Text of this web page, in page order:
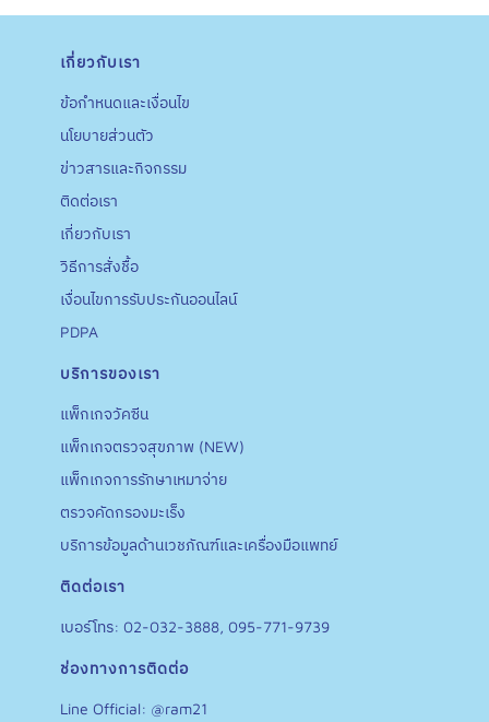
เกี่ยวกับเรา
ข้อกำหนดและเงื่อนไข
นโยบายส่วนตัว
ข่าวสารและกิจกรรม
ติดต่อเรา
เกี่ยวกับเรา
วิธีการสั่งชื้อ
เงื่อนไขการรับประกันออนไลน์
PDPA
บริการของเรา
แพ็กเกจวัคซีน
แพ็กเกจตรวจสุขภาพ (NEW)
แพ็กเกจการรักษาเหมาจ่าย
ตรวจคัดกรองมะเร็ง
บริการข้อมูลด้านเวชภัณฑ์และเครื่องมือแพทย์
ติดต่อเรา
เบอร์โทร: 02-032-3888, 095-771-9739
ช่องทางการติดต่อ
Line Official: @ram21